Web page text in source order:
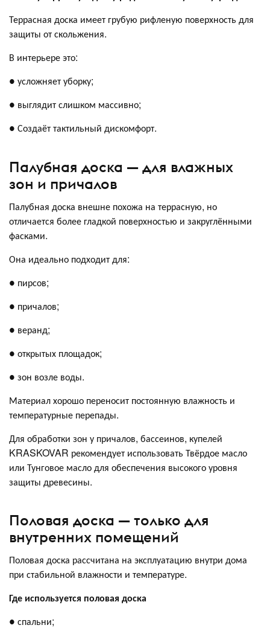
Террасная доска имеет грубую рифленую поверхность для
защиты от скольжения.
В интерьере это:
● усложняет уборку;
● выглядит слишком массивно;
● Создаёт тактильный дискомфорт.
Палубная доска — для влажных
зон и причалов
Палубная доска внешне похожа на террасную, но
отличается более гладкой поверхностью и закруглёнными
фасками.
Она идеально подходит для:
● пирсов;
● причалов;
● веранд;
● открытых площадок;
● зон возле воды.
Материал хорошо переносит постоянную влажность и
температурные перепады.
Для обработки зон у причалов, бассеинов, купелей
KRASKOVAR рекомендует использовать Твёрдое масло
или Тунговое масло для обеспечения высокого уровня
защиты древесины.
Половая доска — только для
внутренних помещений
Половая доска рассчитана на эксплуатацию внутри дома
при стабильной влажности и температуре.
Где используется половая доска
● спальни;